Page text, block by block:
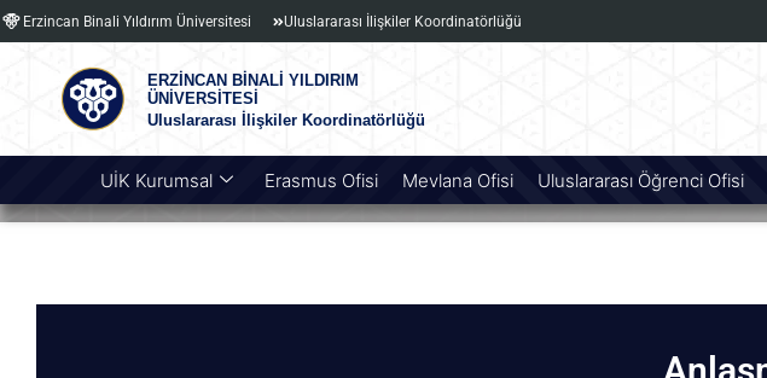
Erzincan Binali Yıldırım Üniversitesi Uluslararası İlişkiler Koordinatörlüğü
ERZİNCAN BİNALİ YILDIRIM
ÜNİVERSİTESİ
Uluslararası İlişkiler Koordinatörlüğü
UİK Kurumsal Erasmus Ofisi Mevlana Ofisi Uluslararası Öğrenci Ofisi